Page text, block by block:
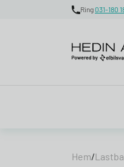
Ring031-180
Hem/